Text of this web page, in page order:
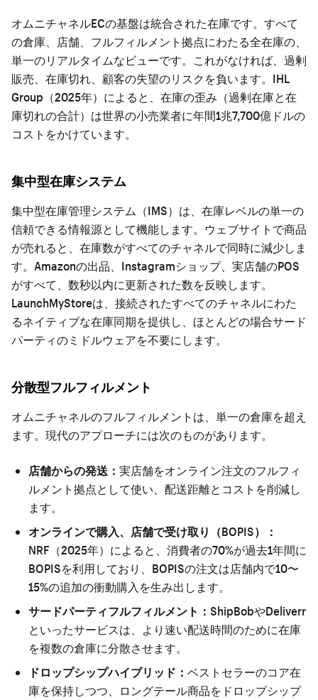
オムニチャネルECの基盤は統合された在庫です。すべて
の倉庫、店舗、フルフィルメント拠点にわたる全在庫の、
単一のリアルタイムなビューです。これがなければ、過剰
販売、在庫切れ、顧客の失望のリスクを負います。IHL
Group（2025年）によると、在庫の歪み（過剰在庫と在
庫切れの合計）は世界の小売業者に年間1兆7,700億ドルの
コストをかけています。
集中型在庫システム
集中型在庫管理システム（IMS）は、在庫レベルの単一の
信頼できる情報源として機能します。ウェブサイトで商品
が売れると、在庫数がすべてのチャネルで同時に減少しま
す。Amazonの出品、Instagramショップ、実店舗のPOS
がすべて、数秒以内に更新された数を反映します。
LaunchMyStoreは、接続されたすべてのチャネルにわた
るネイティブな在庫同期を提供し、ほとんどの場合サード
パーティのミドルウェアを不要にします。
分散型フルフィルメント
オムニチャネルのフルフィルメントは、単一の倉庫を超え
ます。現代のアプローチには次のものがあります。
店舗からの発送： 実店舗をオンライン注文のフルフィ
ルメント拠点として使い、配送距離とコストを削減し
ます。
オンラインで購入、店舗で受け取り（BOPIS）：
NRF（2025年）によると、消費者の70%が過去1年間に
BOPISを利用しており、BOPISの注文は店舗内で10〜
15%の追加の衝動購入を生み出します。
サードパーティフルフィルメント： ShipBobやDeliverr
といったサービスは、より速い配送時間のために在庫
を複数の倉庫に分散させます。
ドロップシップハイブリッド： ベストセラーのコア在
庫を保持しつつ、ロングテール商品をドロップシップ